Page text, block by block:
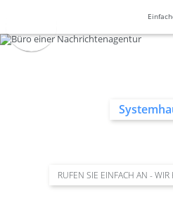
überspringen
RUFEN SIE EINFACH AN -